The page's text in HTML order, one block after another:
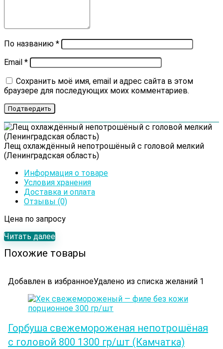
По названию *
Email *
Сохранить моё имя, email и адрес сайта в этом
браузере для последующих моих комментариев.
Лещ охлаждённый непотрошёный с головой мелкий
(Ленинградская область)
Информация о товаре
Условия хранения
Доставка и оплата
Отзывы (0)
Цена по запросу
Читать далее
Похожие товары
Добавлен в избранноеУдалено из списка желаний 1
Горбуша свежемороженая непотрошёная
с головой 800 1300 гр/шт (Камчатка)